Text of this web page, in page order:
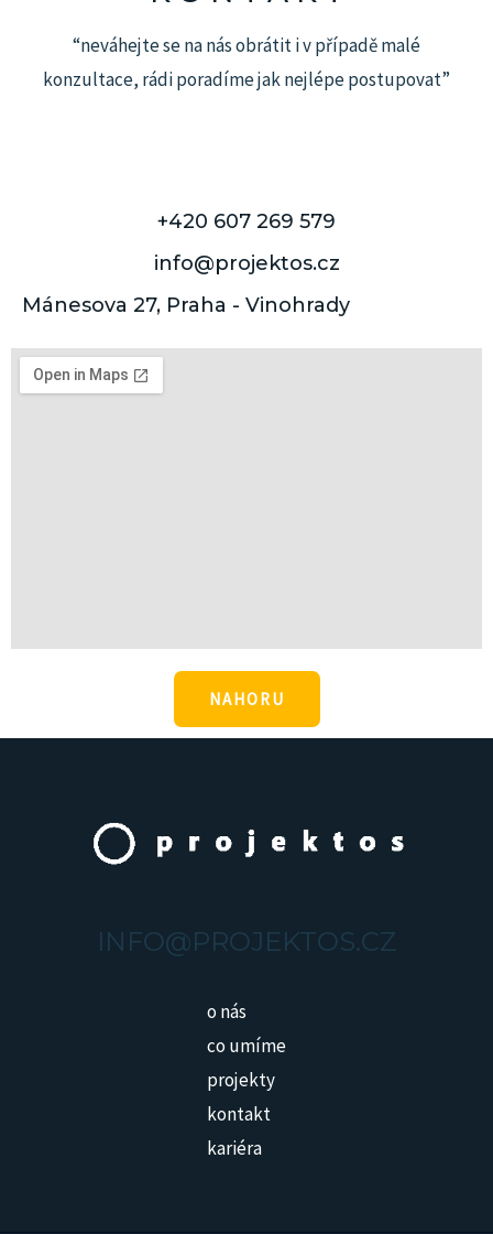
“neváhejte se na nás obrátit i v případě malé
konzultace, rádi poradíme jak nejlépe postupovat”
+420 607 269 579
info@projektos.cz
Mánesova 27, Praha - Vinohrady
NAHORU
INFO@PROJEKTOS.CZ
o nás
co umíme
projekty
kontakt
kariéra